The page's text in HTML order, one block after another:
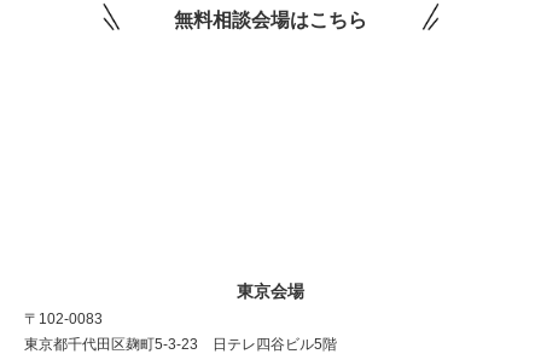
無料相談会場はこちら
東京会場
〒102-0083
東京都千代田区麹町5-3-23 日テレ四谷ビル5階